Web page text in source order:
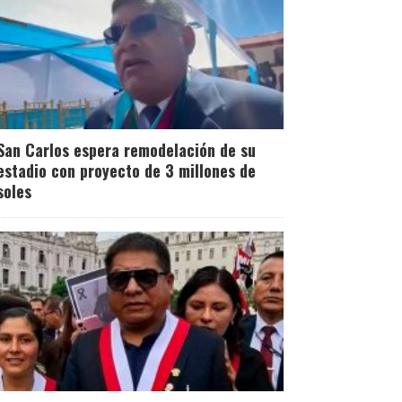
Carlos espera remodelación de su
con proyecto de 3 millones de